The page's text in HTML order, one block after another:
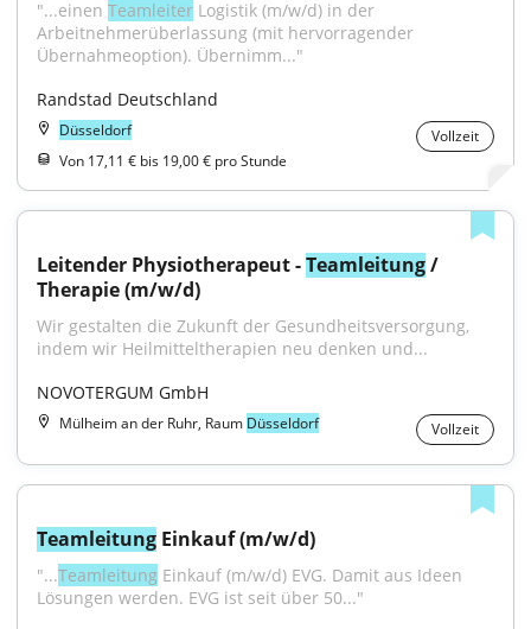
"...einen Teamleiter Logistik (m/w/d) in der
Arbeitnehmerüberlassung (mit hervorragender
Übernahmeoption). Übernimm..."
Randstad Deutschland
Düsseldorf
Vollzeit
Von 17,11 € bis 19,00 € pro Stunde
Leitender Physiotherapeut - Teamleitung /
Therapie (m/w/d)
Wir gestalten die Zukunft der Gesundheitsversorgung,
indem wir Heilmitteltherapien neu denken und...
NOVOTERGUM GmbH
Mülheim an der Ruhr, Raum Düsseldorf Vollzeit
Teamleitung Einkauf (m/w/d)
"...Teamleitung Einkauf (m/w/d) EVG. Damit aus Ideen
Lösungen werden. EVG ist seit über 50..."